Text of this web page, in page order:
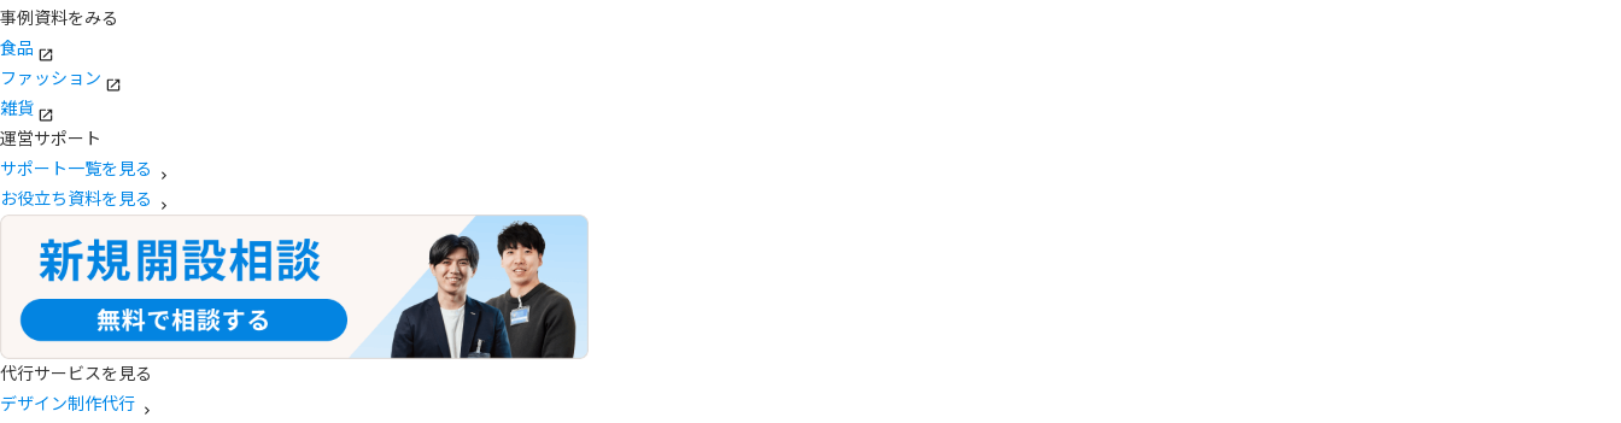
事例資料をみる
食品
ファッション
雑貨
運営サポート
サポート一覧を見る
お役立ち資料を見る
代行サービスを見る
デザイン制作代行